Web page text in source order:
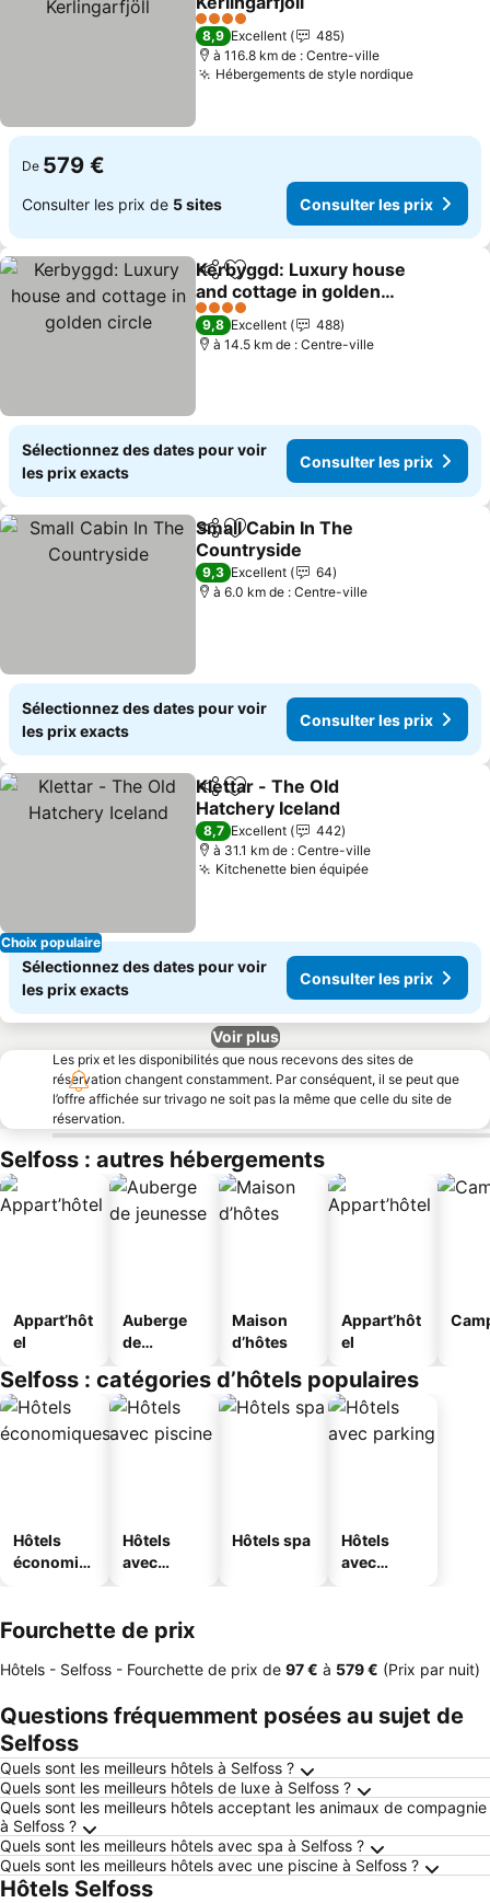
Consulter les prix
4 Étoiles
8,9 Excellent
485
à 116.8 km de : Centre-ville
Hébergements de style nordique
De 579 €
Consulter les prix de 5 sites Consulter les prix
PartagerAjouter à mes favoris
Kerbyggd: Luxury house
and cottage in golden
circle
Consulter les prix
4 Étoiles
9,8 Excellent
488
à 14.5 km de : Centre-ville
Sélectionnez des dates pour voir
les prix exacts
Consulter les prix
PartagerAjouter à mes favoris
Small Cabin In The
Countryside
Consulter les prix
9,3 Excellent
64
à 6.0 km de : Centre-ville
Sélectionnez des dates pour voir
les prix exacts
Consulter les prix
Choix populaire
PartagerAjouter à mes favoris
Klettar - The Old
Hatchery Iceland
Consulter les prix
8,7 Excellent
442
à 31.1 km de : Centre-ville
Kitchenette bien équipéeConsulter les
Sélectionnez des dates pour voir
les prix exacts
Consulter les prix
Voir plus
Les prix et les disponibilités que nous recevons des sites de
réservation changent constamment. Par conséquent, il se peut que
l’offre affichée sur trivago ne soit pas la même que celle du site de
réservation.
Selfoss : autres hébergements
Appart’hôt
el
Auberge
de
Maison
d’hôtes
Appart’hôt
el
Selfoss : catégories d’hôtels populaires
Hôtels
économiq
Hôtels
avec
Hôtels spa
Hôtels
avec
Fourchette de prix
Hôtels - Selfoss - Fourchette de prix de ‎97 € à ‎579 € (Prix par nuit)
Questions fréquemment posées au sujet de
Selfoss
Quels sont les meilleurs hôtels à Selfoss ?
Quels sont les meilleurs hôtels de luxe à Selfoss ?
Quels sont les meilleurs hôtels acceptant les animaux de compagnie
à Selfoss ?
Quels sont les meilleurs hôtels avec spa à Selfoss ?
Quels sont les meilleurs hôtels avec une piscine à Selfoss ?
Hôtels Selfoss